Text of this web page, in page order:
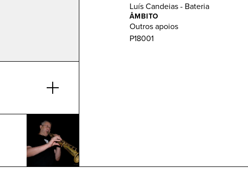
Luís Candeias - Bateria
ÂMBITO
Outros apoios
P18001